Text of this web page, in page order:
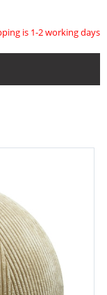
is 1-2 working days